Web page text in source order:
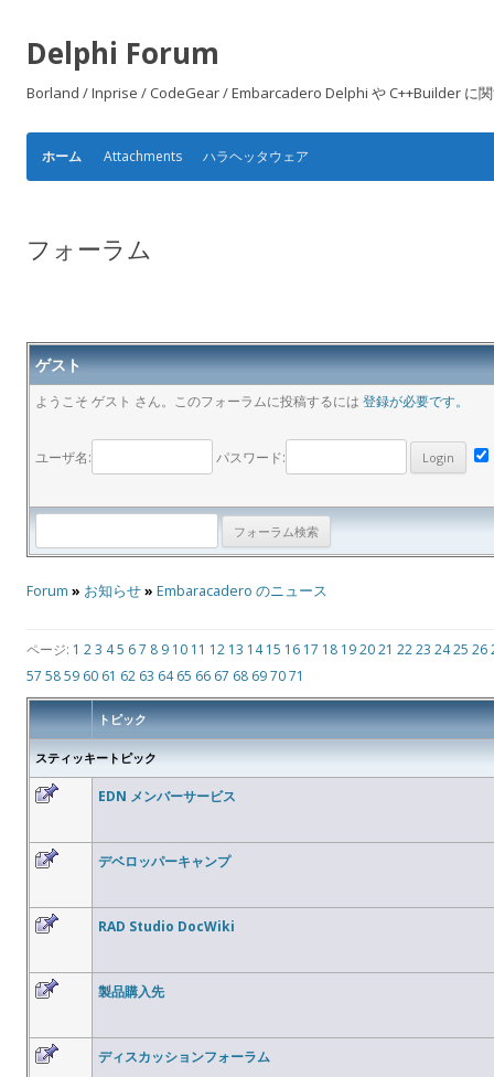
Delphi Forum
Borland / Inprise / CodeGear / Embarcadero Delphi や C++Builder に
ホーム Attachments ハラヘッタウェア
フォーラム
ゲスト
ようこそ ゲスト さん。このフォーラムに投稿するには 登録が必要です。
ユーザ名: パスワード:
Forum » お知らせ» Embaracadero のニュース
ページ: 1 23 45 67 8 9 10 11 12 13 14 15 16 17 18 192021 2223 2425 26
57 5859 60 61 62 63 64 65 66 67 68 697071
トピック
スティッキートピック
EDN メンバーサービス
デベロッパーキャンプ
RAD Studio DocWiki
製品購入先
ディスカッションフォーラム